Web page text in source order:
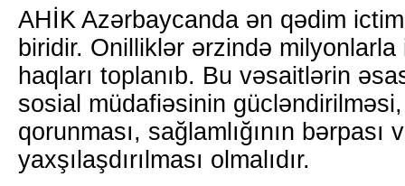
AHİK Azərbaycanda ən qədim
biridir. Onilliklər ərzində
haqları toplanıb. Bu vəsaitlərin
sosial müdafiəsinin gücləndirilməsi,
qorunması, sağlamlığının
yaxşılaşdırılması olmalıdır.